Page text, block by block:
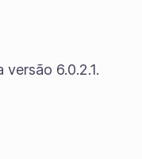
6.0.2.1.